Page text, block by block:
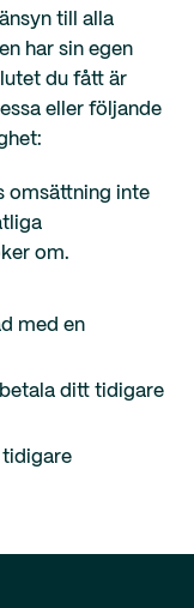
till alla
har sin egen
du fått är
eller följande
omsättning inte
om.
med en
ditt tidigare
tidigare